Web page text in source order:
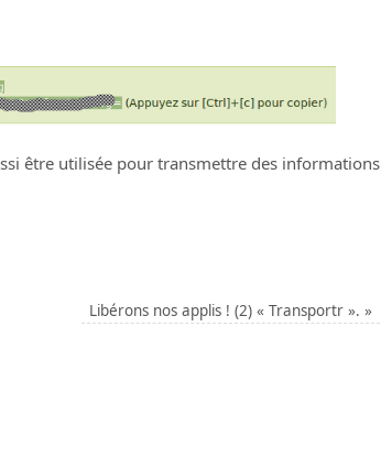
être utilisée pour transmettre des informations
Libérons nos applis ! (2) « Transportr ». »